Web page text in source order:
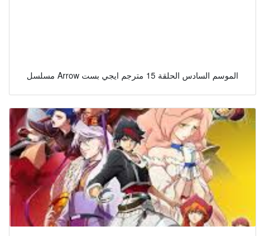
مسلسل Arrow الموسم السادس الحلقة 15 مترجم ايجي بست